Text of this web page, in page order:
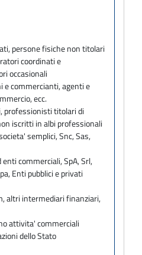
persone fisiche non titolari
coordinati e
occasionali
e commercianti, agenti e
ecc.
professionisti titolari di
iscritti in albi professionali
semplici, Snc, Sas,
commerciali, SpA, Srl,
Enti pubblici e privati
altri intermediari finanziari,
attivita' commerciali
dello Stato